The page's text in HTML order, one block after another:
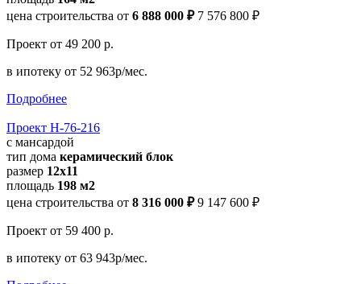
цена строительства от 6 888 000 ₽ 7 576 800 ₽
Проект от 49 200 р.
в ипотеку от 52 963р/мес.
Подробнее
Проект Н-76-216
с мансардой
тип дома керамический блок
размер 12x11
площадь 198 м2
цена строительства от 8 316 000 ₽ 9 147 600 ₽
Проект от 59 400 р.
в ипотеку от 63 943р/мес.